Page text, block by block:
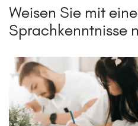
Weisen Sie mit
Sprachkenntnisse